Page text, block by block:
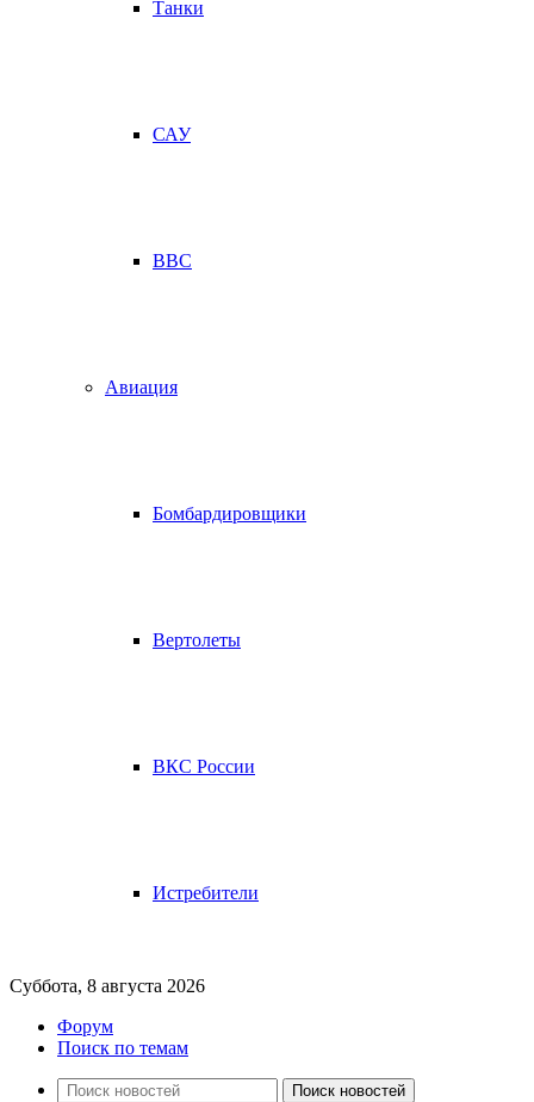
Танки
САУ
ВВС
Авиация
Бомбардировщики
Вертолеты
ВКС России
Истребители
Суббота, 8 августа 2026
Форум
Поиск по темам
Поиск новостей